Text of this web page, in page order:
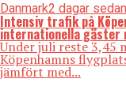
Danmark2 dagar sedan
Intensiv trafik på
internationella gäster
Under juli reste 3,45
Köpenhamns
jämfört med...